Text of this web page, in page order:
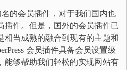
名的会员插件，对于我们国内也
插件。但是，国外的会员插件已
相当成熟的融合到现有的主题和
会员插件具备会员设置级
能够帮助我们轻松的实现网站有